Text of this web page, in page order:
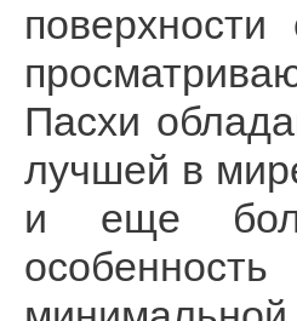
Пасхи
лучшей в
и еще